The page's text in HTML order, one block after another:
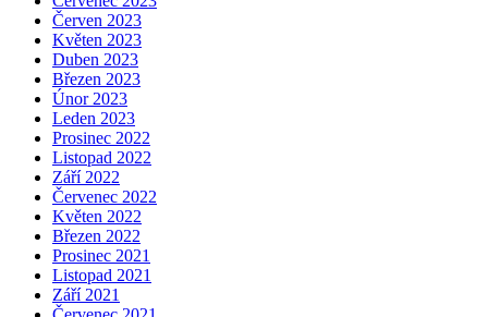
Červen 2023
Květen 2023
Duben 2023
Březen 2023
Únor 2023
Leden 2023
Prosinec 2022
Listopad 2022
Září 2022
Červenec 2022
Květen 2022
Březen 2022
Prosinec 2021
Listopad 2021
Září 2021